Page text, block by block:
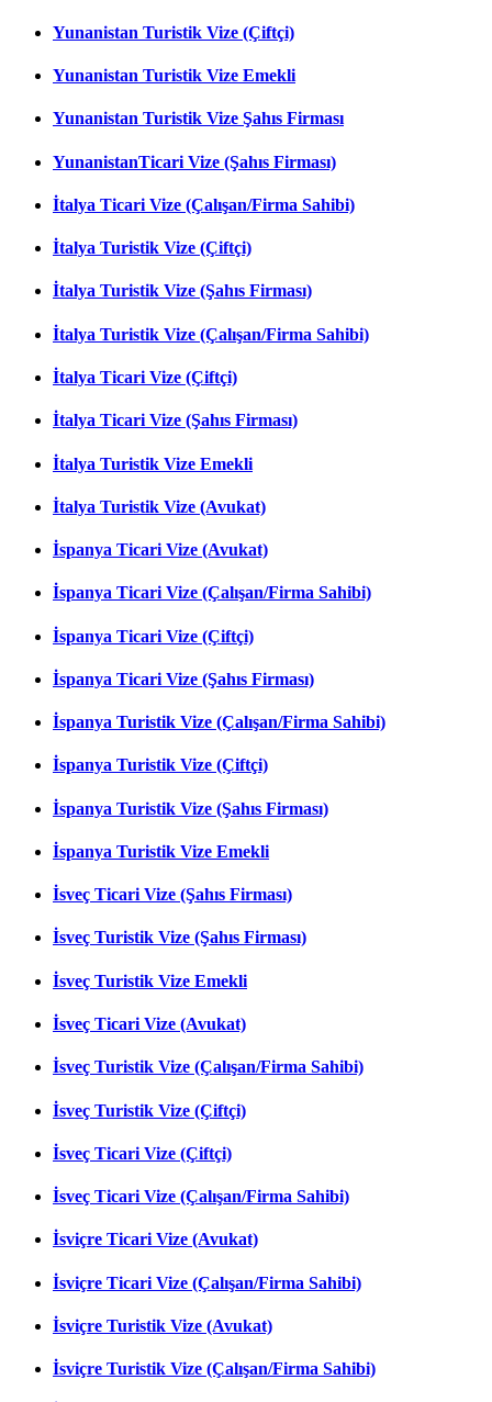
Yunanistan Turistik Vize (Çiftçi)
Yunanistan Turistik Vize Emekli
Yunanistan Turistik Vize Şahıs Firması
YunanistanTicari Vize (Şahıs Firması)
İtalya Ticari Vize (Çalışan/Firma Sahibi)
İtalya Turistik Vize (Çiftçi)
İtalya Turistik Vize (Şahıs Firması)
İtalya Turistik Vize (Çalışan/Firma Sahibi)
İtalya Ticari Vize (Çiftçi)
İtalya Ticari Vize (Şahıs Firması)
İtalya Turistik Vize Emekli
İtalya Turistik Vize (Avukat)
İspanya Ticari Vize (Avukat)
İspanya Ticari Vize (Çalışan/Firma Sahibi)
İspanya Ticari Vize (Çiftçi)
İspanya Ticari Vize (Şahıs Firması)
İspanya Turistik Vize (Çalışan/Firma Sahibi)
İspanya Turistik Vize (Çiftçi)
İspanya Turistik Vize (Şahıs Firması)
İspanya Turistik Vize Emekli
İsveç Ticari Vize (Şahıs Firması)
İsveç Turistik Vize (Şahıs Firması)
İsveç Turistik Vize Emekli
İsveç Ticari Vize (Avukat)
İsveç Turistik Vize (Çalışan/Firma Sahibi)
İsveç Turistik Vize (Çiftçi)
İsveç Ticari Vize (Çiftçi)
İsveç Ticari Vize (Çalışan/Firma Sahibi)
İsviçre Ticari Vize (Avukat)
İsviçre Ticari Vize (Çalışan/Firma Sahibi)
İsviçre Turistik Vize (Avukat)
İsviçre Turistik Vize (Çalışan/Firma Sahibi)